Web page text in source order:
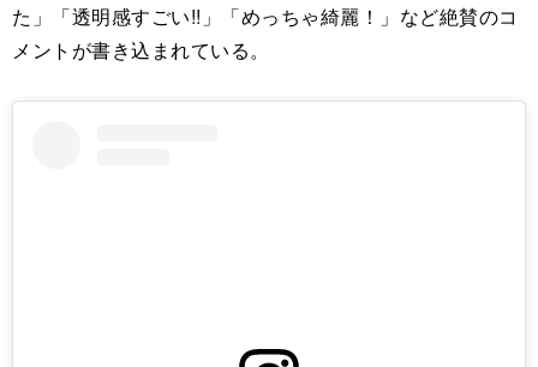
た」「透明感すごい!!」「めっちゃ綺麗！」など絶賛のコ
メントが書き込まれている。